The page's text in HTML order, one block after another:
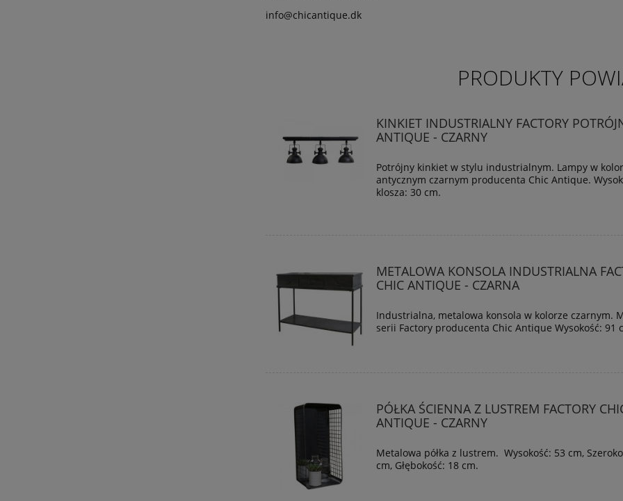
info@chicantique.dk
PRODUKTY
KINKIET INDUSTRIALNY FACTORY
ANTIQUE - CZARNY
Potrójny kinkiet w stylu industrialnym. Lampy w
antycznym czarnym producenta Chic Antique.
klosza: 30 cm.
METALOWA KONSOLA INDUSTRIALNA
CHIC ANTIQUE - CZARNA
Industrialna, metalowa konsola w kolorze czarnym.
serii Factory producenta Chic Antique Wysokość: 91
PÓŁKA ŚCIENNA Z LUSTREM FACTORY
ANTIQUE - CZARNY
Metalowa półka z lustrem. Wysokość: 53 cm,
cm, Głębokość: 18 cm.